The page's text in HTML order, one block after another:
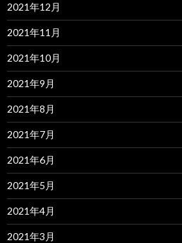
2021年12月
2021年11月
2021年10月
2021年9月
2021年8月
2021年7月
2021年6月
2021年5月
2021年4月
2021年3月